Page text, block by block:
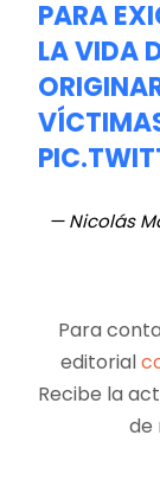
PARA
LA VIDA
— Nicolás
Para
editorial
Recibe la
de